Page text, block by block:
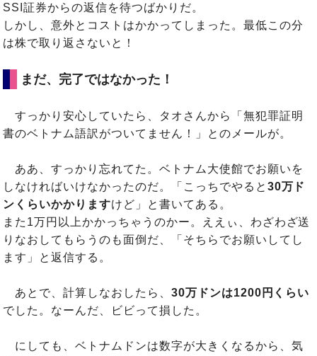
SSI証券からの返信を待つばかりだ。
しかし、意外とコストはかかってしまった。最低この分
は株で取り返さないと！
まだ、完了ではなかった！
すっかり安心していたら、タオさんから「無犯罪証明
書のベトナム語訳がついてません！」とのメールが。
ああ、すっかり忘れてた。ベトナム大使館でお願いを
しなければいけなかったのだ。「こっちでやると 30万ド
ンくらいかかりますけど」と書いてある。
また1万円以上かかっちゃうのかー。ええぃ、わざわざ送
りなおしてもらうのも面倒だ、「そちらでお願いしてし
ます」と返信する。
あとで、計算しなおしたら、 30万ドンは1200円くらい
でした。なーんだ、ビビって損した。
にしても、ベトナムドンは数字が大きくなるから、気